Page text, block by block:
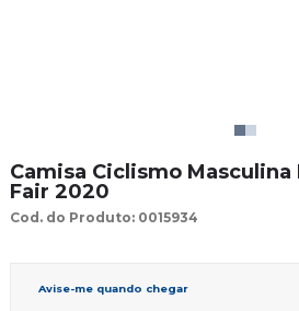
Camisa Ciclismo
Fair 2020
Cod. do Produto: 0015934
Avise-me quando chegar